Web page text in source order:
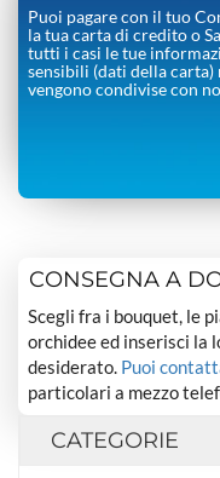
Puoi pagare con il tuo
la tua carta di credito o
tutti i casi le tue
sensibili (dati della carta)
vengono condivise con
CONSEGNA A
Scegli fra i bouquet, le
orchidee ed inserisci la
desiderato. Puoi
particolari a mezzo
CATEGORIE